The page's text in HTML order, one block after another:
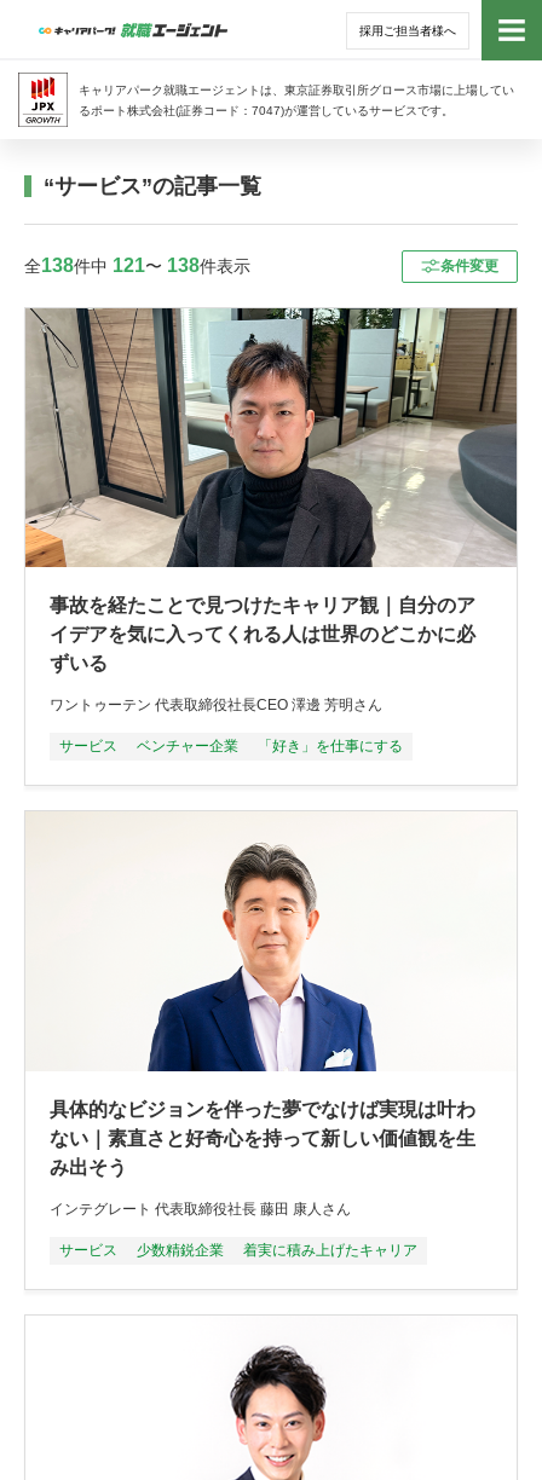
採用ご担当者様へ
キャリアパーク就職エージェントは、東京証券取引所グロース市場に上場してい
るポート株式会社(証券コード：7047)が運営しているサービスです。
トッ
就活
経営
“サービス”の記事一覧
全138件中 121〜 138件表示 条件変更
事故を経たことで見つけたキャリア観｜自分のア
イデアを気に入ってくれる人は世界のどこかに必
ずいる
ワントゥーテン 代表取締役社長CEO 澤邊 芳明さん
サービス ベンチャー企業 「好き」を仕事にする
具体的なビジョンを伴った夢でなけば実現は叶わ
ない｜素直さと好奇心を持って新しい価値観を生
み出そう
インテグレート 代表取締役社長 藤田 康人さん
サービス 少数精鋭企業 着実に積み上げたキャリア